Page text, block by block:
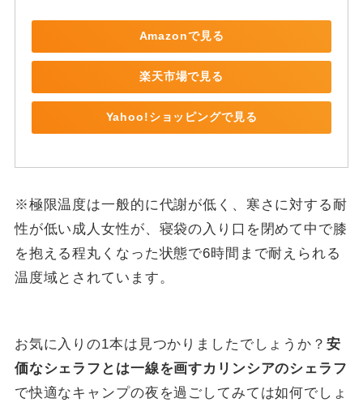
Amazonで見る
楽天市場で見る
Yahoo!ショッピングで見る
※極限温度は一般的に代謝が低く、寒さに対する耐
性が低い成人女性が、寝袋の入り口を閉めて中で膝
を抱える程丸くなった状態で6時間まで耐えられる
温度域とされています。
お気に入りの1本は見つかりましたでしょうか？ 安
価なシェラフとは一線を画すカリンシアのシェラフ
で快適なキャンプの夜を過ごしてみては如何でしょ